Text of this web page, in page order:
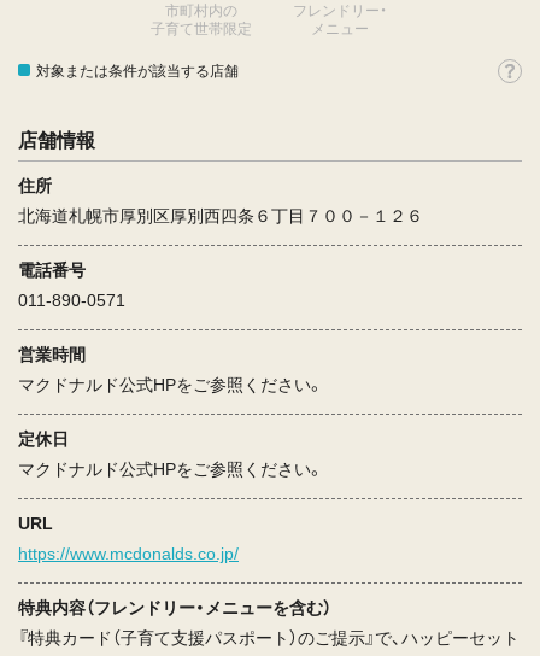
市町村内の
子育て世帯限定
フレンドリー・
メニュー
対象または条件が該当する店舗
店舗情報
住所
北海道札幌市厚別区厚別西四条６丁目７００－１２６
電話番号
011-890-0571
営業時間
マクドナルド公式HPをご参照ください。
定休日
マクドナルド公式HPをご参照ください。
URL
https://www.mcdonalds.co.jp/
特典内容（フレンドリー・メニューを含む）
『特典カード（子育て支援パスポート）のご提示』で、ハッピーセット